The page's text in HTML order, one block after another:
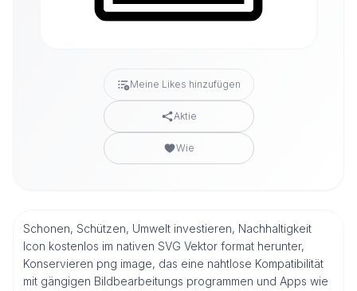
Meine Likes hinzufügen
Aktie
Wie
Schonen, Schützen, Umwelt investieren, Nachhaltigkeit
Icon kostenlos im nativen SVG Vektor format herunter,
Konservieren png image, das eine nahtlose Kompatibilität
mit gängigen Bildbearbeitungs programmen und Apps wie